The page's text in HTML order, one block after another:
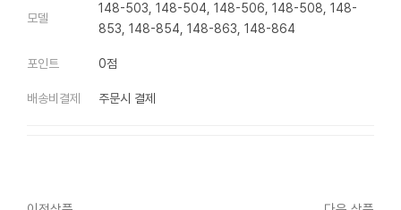
모델
148-503, 148-504, 148-506, 148-508, 148-
853, 148-854, 148-863, 148-864
포인트 0점
배송비결제 주문시 결제